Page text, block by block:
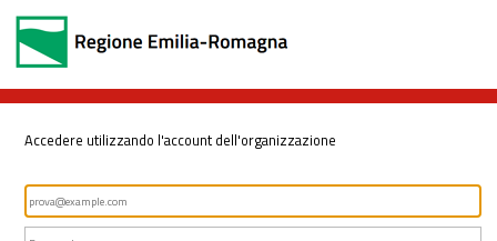
Accedere utilizzando l'account dell'organizzazione